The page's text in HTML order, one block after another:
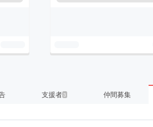
支援者3 仲間募集